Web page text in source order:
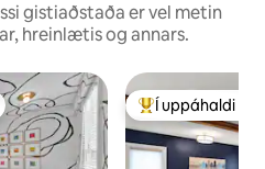
gistiaðstaða er vel metin
hreinlætis og annars.
Í mestu
Í uppáhaldi